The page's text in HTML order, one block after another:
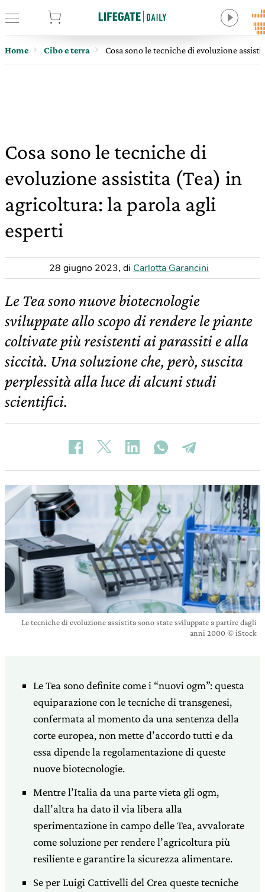
Home Cibo e terra Cosa sono le tecniche di evoluzione
Cosa sono le tecniche di
evoluzione assistita (Tea) in
agricoltura: la parola agli
esperti
28 giugno 2023, di Carlotta Garancini
Le Tea sono nuove biotecnologie
sviluppate allo scopo di rendere le piante
coltivate più resistenti ai parassiti e alla
siccità. Una soluzione che, però, suscita
perplessità alla luce di alcuni studi
scientifici.
Le tecniche di evoluzione assistita sono state sviluppate a partire dagli
anni 2000 © iStock
Le Tea sono definite come i “nuovi ogm”: questa
equiparazione con le tecniche di transgenesi,
confermata al momento da una sentenza della
corte europea, non mette d’accordo tutti e da
essa dipende la regolamentazione di queste
nuove biotecnologie.
Mentre l’Italia da una parte vieta gli ogm,
dall’altra ha dato il via libera alla
sperimentazione in campo delle Tea, avvalorate
come soluzione per rendere l’agricoltura più
resiliente e garantire la sicurezza alimentare.
Se per Luigi Cattivelli del Crea queste tecniche